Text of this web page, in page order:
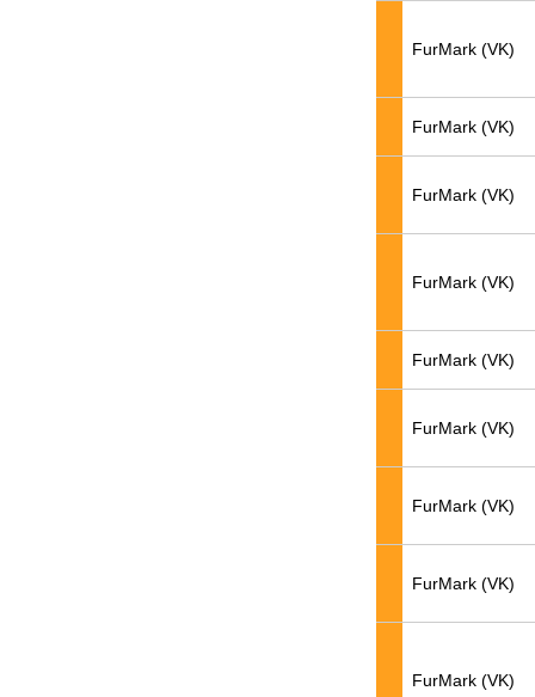
FurMark (VK)
FurMark (VK)
FurMark (VK)
FurMark (VK)
FurMark (VK)
FurMark (VK)
FurMark (VK)
FurMark (VK)
FurMark (VK)